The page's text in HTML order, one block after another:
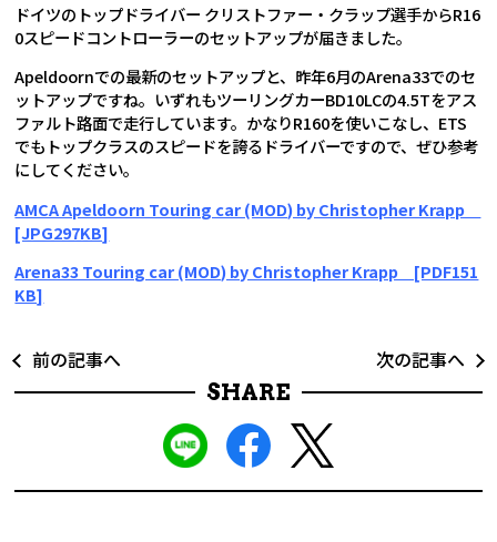
ドイツのトップドライバー クリストファー・クラップ選手からR16
0スピードコントローラーのセットアップが届きました。
Apeldoornでの最新のセットアップと、昨年6月のArena33でのセ
ットアップですね。いずれもツーリングカーBD10LCの4.5Tをアス
ファルト路面で走行しています。かなりR160を使いこなし、ETS
でもトップクラスのスピードを誇るドライバーですので、ぜひ参考
にしてください。
AMCA Apeldoorn Touring car (MOD) by Christopher Krapp
[JPG297KB]
Arena33 Touring car (MOD) by Christopher Krapp [PDF151
KB]
前の記事へ
次の記事へ
SHARE